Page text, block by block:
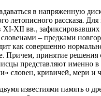
в напряженную
летописного рассказа.
XI-XII вв., зафиксировавших
словенами – предками
как совершенно
Причем, принятие решения
представляют именно в
словен, кривичей, мери и
известиями память о